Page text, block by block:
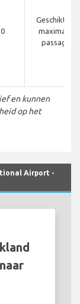
Geschikt
maximaal
passagiers
en kunnen
op het
Airport -